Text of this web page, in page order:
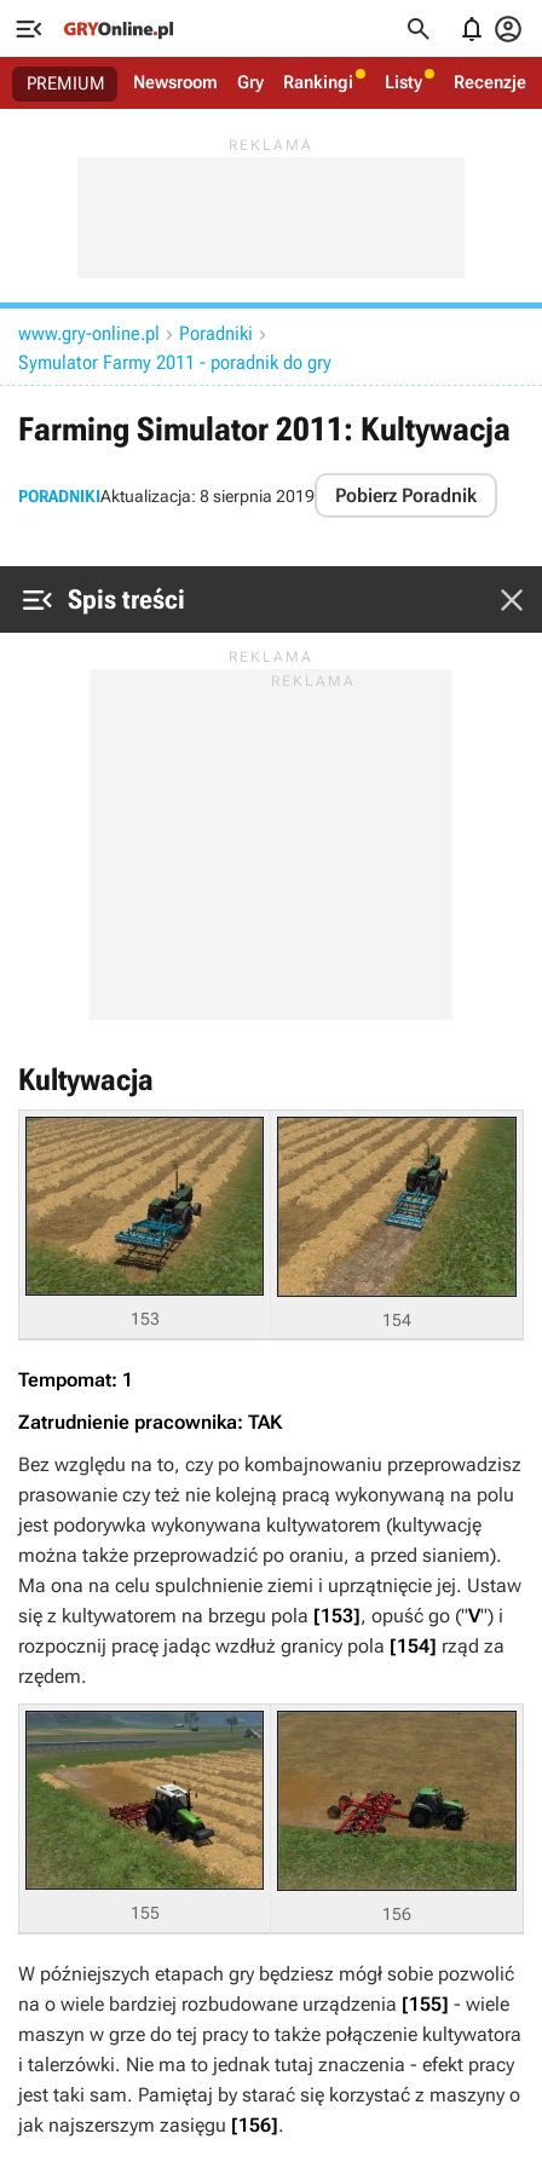
   
PREMIUM Newsroom Gry Rankingi Listy Recenzje
www.gry-online.pl  Poradniki 
Symulator Farmy 2011 - poradnik do gry
Farming Simulator 2011: Kultywacja
PORADNIKIAktualizacja: 8 sierpnia 2019 Pobierz Poradnik
 Spis treści 
Kultywacja
153 154
Tempomat: 1
Zatrudnienie pracownika: TAK
Bez względu na to, czy po kombajnowaniu przeprowadzisz
prasowanie czy też nie kolejną pracą wykonywaną na polu
jest podorywka wykonywana kultywatorem (kultywację
można także przeprowadzić po oraniu, a przed sianiem).
Ma ona na celu spulchnienie ziemi i uprzątnięcie jej. Ustaw
się z kultywatorem na brzegu pola [153], opuść go ("V") i
rozpocznij pracę jadąc wzdłuż granicy pola [154] rząd za
rzędem.
155 156
W późniejszych etapach gry będziesz mógł sobie pozwolić
na o wiele bardziej rozbudowane urządzenia [155] - wiele
maszyn w grze do tej pracy to także połączenie kultywatora
i talerzówki. Nie ma to jednak tutaj znaczenia - efekt pracy
jest taki sam. Pamiętaj by starać się korzystać z maszyny o
jak najszerszym zasięgu [156].